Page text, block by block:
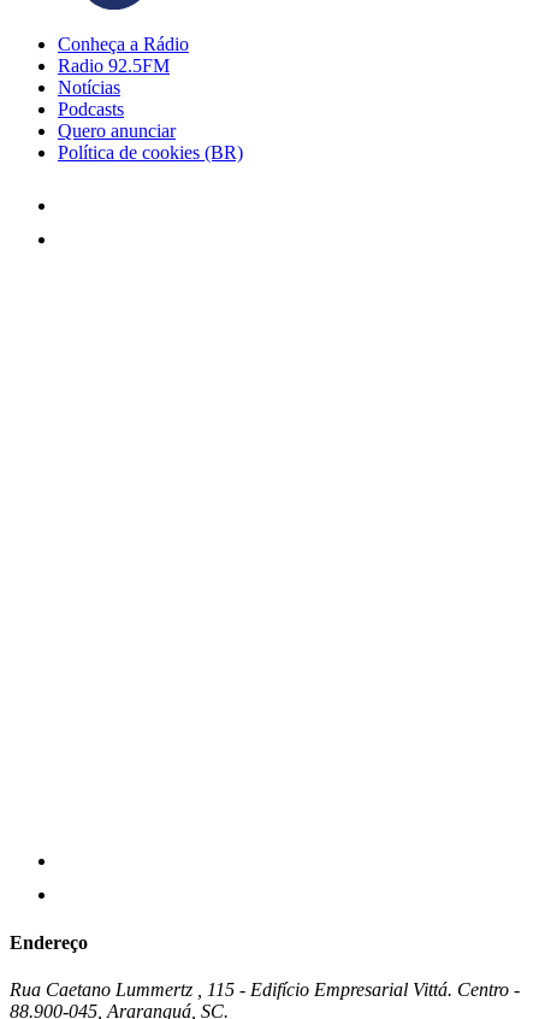
Conheça a Rádio
Radio 92.5FM
Notícias
Podcasts
Quero anunciar
Política de cookies (BR)
Endereço
Rua Caetano Lummertz , 115 - Edifício Empresarial Vittá. Centro -
88.900-045, Araranguá, SC.